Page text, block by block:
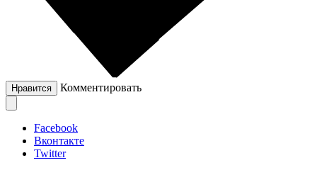
Нравится Комментировать
Facebook
Вконтакте
Twitter